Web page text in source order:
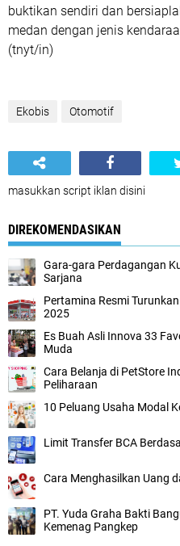
buktikan sendiri dan
medan dengan jenis
(tnyt/in)
Ekobis Otomotif
masukkan script iklan disini
DIREKOMENDASIKAN
Gara-gara Perdagangan
Sarjana
Pertamina Resmi
2025
Es Buah Asli Innova 33
Muda
Cara Belanja di PetStore
Peliharaan
10 Peluang Usaha Modal
Limit Transfer BCA
Cara Menghasilkan Uang
PT. Yuda Graha Bakti
Kemenag Pangkep